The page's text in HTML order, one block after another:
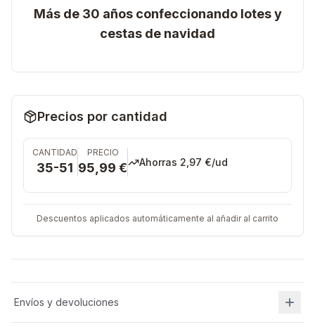
Más de 30 años confeccionando lotes y
cestas de navidad
Precios por cantidad
CANTIDAD
35-51
PRECIO
95,99 € Ahorras 2,97 €/ud
Descuentos aplicados automáticamente al añadir al carrito
Envíos y devoluciones